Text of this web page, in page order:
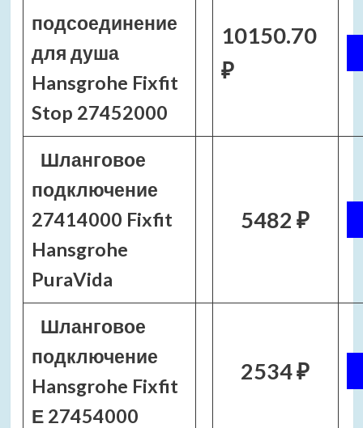
подсоединение
для душа
Hansgrohe Fixfit
Stop 27452000
10150.70
₽
Шланговое
подключение
27414000 Fixfit
Hansgrohe
PuraVida
5482 ₽
Шланговое
подключение
Hansgrohe Fixfit
Е 27454000
2534 ₽